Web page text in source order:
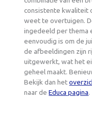
consistente kwaliteit
weet te overtuigen.
ingedeeld per thema
eenvoudig is om de
de afbeeldingen zijn
uitgewerkt, wat het
geheel maakt.
Bekijk dan het
naar deEduca pagina.